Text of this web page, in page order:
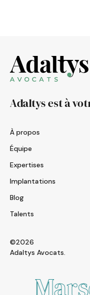
Adaltys est à
À propos
Équipe
Expertises
Implantations
Blog
Talents
©2026
Adaltys Avocats.